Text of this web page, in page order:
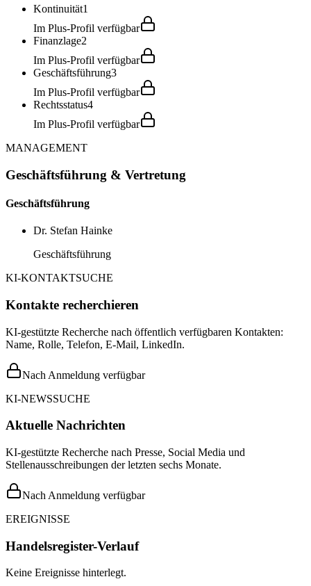
Kontinuität1
Im Plus-Profil verfügbar
Finanzlage2
Im Plus-Profil verfügbar
Geschäftsführung3
Im Plus-Profil verfügbar
Rechtsstatus4
Im Plus-Profil verfügbar
MANAGEMENT
Geschäftsführung & Vertretung
Geschäftsführung
Dr. Stefan Hainke
Geschäftsführung
KI-KONTAKTSUCHE
Kontakte recherchieren
KI-gestützte Recherche nach öffentlich verfügbaren Kontakten:
Name, Rolle, Telefon, E-Mail, LinkedIn.
Nach Anmeldung verfügbar
KI-NEWSSUCHE
Aktuelle Nachrichten
KI-gestützte Recherche nach Presse, Social Media und
Stellenausschreibungen der letzten sechs Monate.
Nach Anmeldung verfügbar
EREIGNISSE
Handelsregister-Verlauf
Keine Ereignisse hinterlegt.